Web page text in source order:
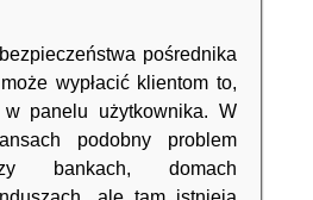
pośrednika
wypłacić klientom to,
panelu użytkownika. W
podobny problem
bankach, domach